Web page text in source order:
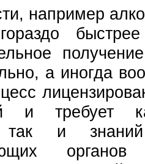
например
а иногда
и требует
так и